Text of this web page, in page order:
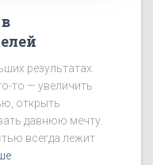
результатах.
то — увеличить
открыть
давнюю мечту.
всегда лежит